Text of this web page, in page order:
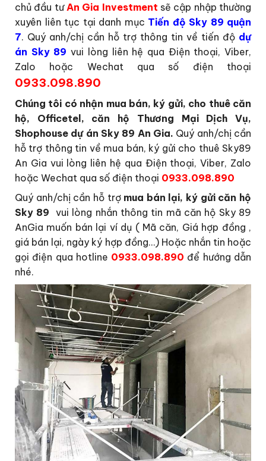
chủ đầu tưAn Gia Investment sẽ cập nhập thường
xuyên liên tục tại danh mục Tiến độ Sky 89 quận
7. Quý anh/chị cần hỗ trợ thông tin về tiến độ dự
án Sky 89 vui lòng liên hệ qua Điện thoại, Viber,
Zalo hoặc Wechat qua số điện thoại
0933.098.890
Chúng tôi có nhận mua bán, ký gửi, cho thuê căn
hộ, Officetel, căn hộ Thương Mại Dịch Vụ,
Shophouse dự án Sky 89 An Gia. Quý anh/chị cần
hỗ trợ thông tin về mua bán, ký gửi cho thuê Sky89
An Gia vui lòng liên hệ qua Điện thoại, Viber, Zalo
hoặc Wechat qua số điện thoại 0933.098.890
Quý anh/chị cần hỗ trợ mua bán lại, ký gửi căn hộ
Sky 89 vui lòng nhắn thông tin mã căn hộ Sky 89
AnGia muốn bán lại ví dụ ( Mã căn, Giá hợp đồng ,
giá bán lại, ngày ký hợp đồng…) Hoặc nhắn tin hoặc
gọi điện qua hotline 0933.098.890 để hướng dẫn
nhé.